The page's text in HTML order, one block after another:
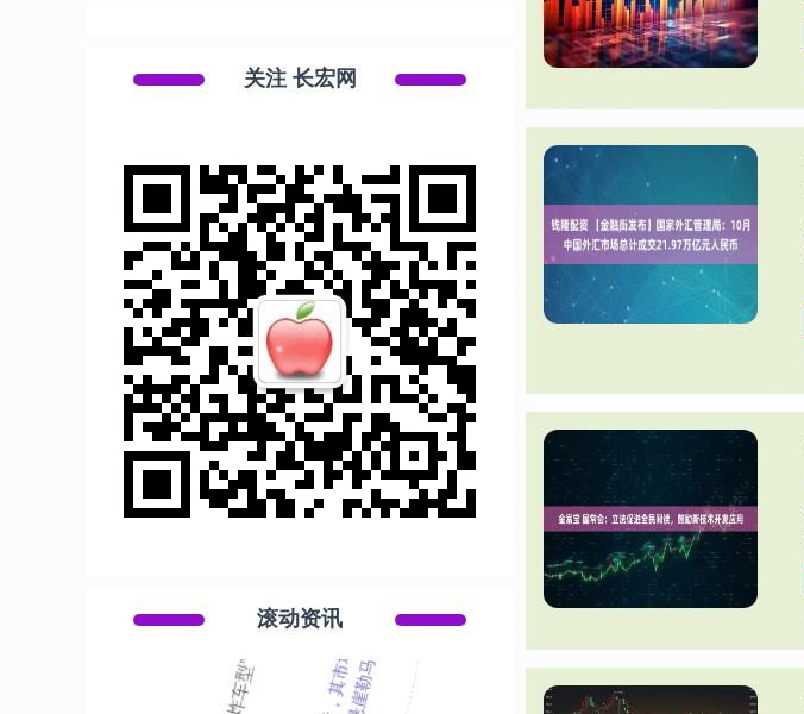
关注 长宏网
滚动资讯
易倍配资 张小泉：间接控股股东、控股股东被裁定